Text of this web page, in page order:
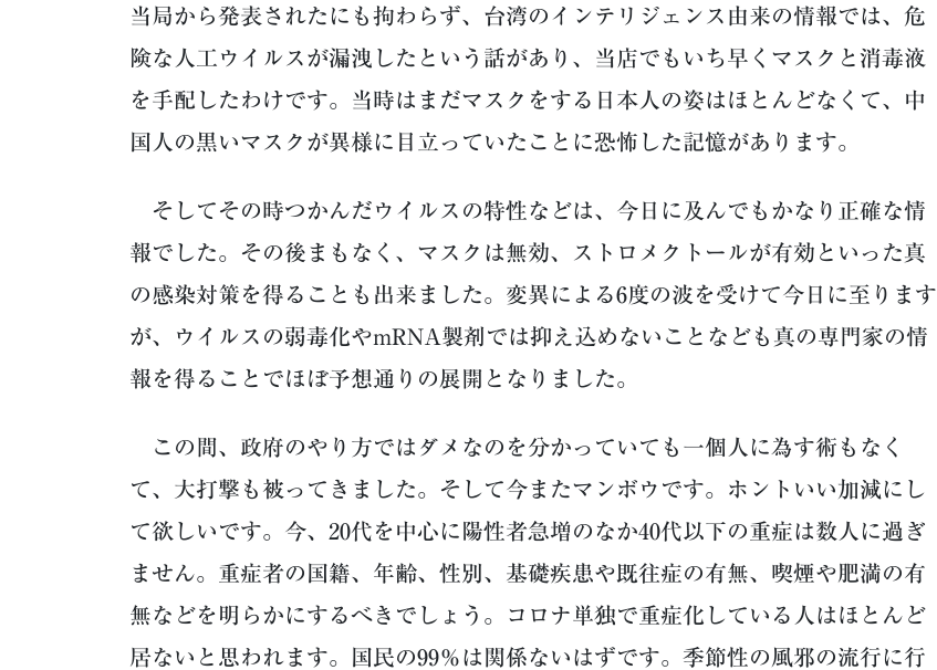
当局から発表されたにも拘わらず、台湾のインテリジェンス由来の情報では、危
険な人工ウイルスが漏洩したという話があり、当店でもいち早くマスクと消毒液
を手配したわけです。当時はまだマスクをする日本人の姿はほとんどなくて、中
国人の黒いマスクが異様に目立っていたことに恐怖した記憶があります。
そしてその時つかんだウイルスの特性などは、今日に及んでもかなり正確な情
報でした。その後まもなく、マスクは無効、ストロメクトールが有効といった真
の感染対策を得ることも出来ました。変異による6度の波を受けて今日に至ります
が、ウイルスの弱毒化やmRNA製剤では抑え込めないことなども真の専門家の情
報を得ることでほぼ予想通りの展開となりました。
この間、政府のやり方ではダメなのを分かっていても一個人に為す術もなく
て、大打撃も被ってきました。そして今またマンボウです。ホントいい加減にし
て欲しいです。今、20代を中心に陽性者急増のなか40代以下の重症は数人に過ぎ
ません。重症者の国籍、年齢、性別、基礎疾患や既往症の有無、喫煙や肥満の有
無などを明らかにするべきでしょう。コロナ単独で重症化している人はほとんど
居ないと思われます。国民の99％は関係ないはずです。季節性の風邪の流行に行